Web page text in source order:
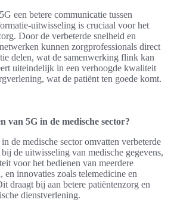
een betere communicatie tussen
uitwisseling is cruciaal voor het
Door de verbeterde snelheid en
kunnen zorgprofessionals direct
delen, wat de samenwerking flink kan
uiteindelijk in een verhoogde kwaliteit
wat de patiënt ten goede komt.
van 5G in de medische sector?
de medische sector omvatten verbeterde
de uitwisseling van medische gegevens,
voor het bedienen van meerdere
en innovaties zoals telemedicine en
draagt bij aan betere patiëntenzorg en
dienstverlening.